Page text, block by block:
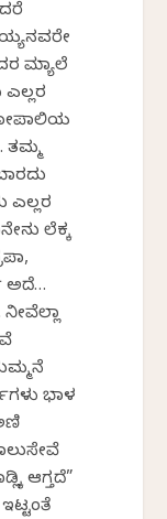
ಮ್ಯಾಲೆ
ತಮ್ಮ
ಎಲ್ಲರ
ಲೆಕ್ಕ
ಅದೆ…
ಭಾಳ
ಆಗ್ತದೆ”